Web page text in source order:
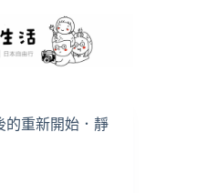
的重新開始．靜